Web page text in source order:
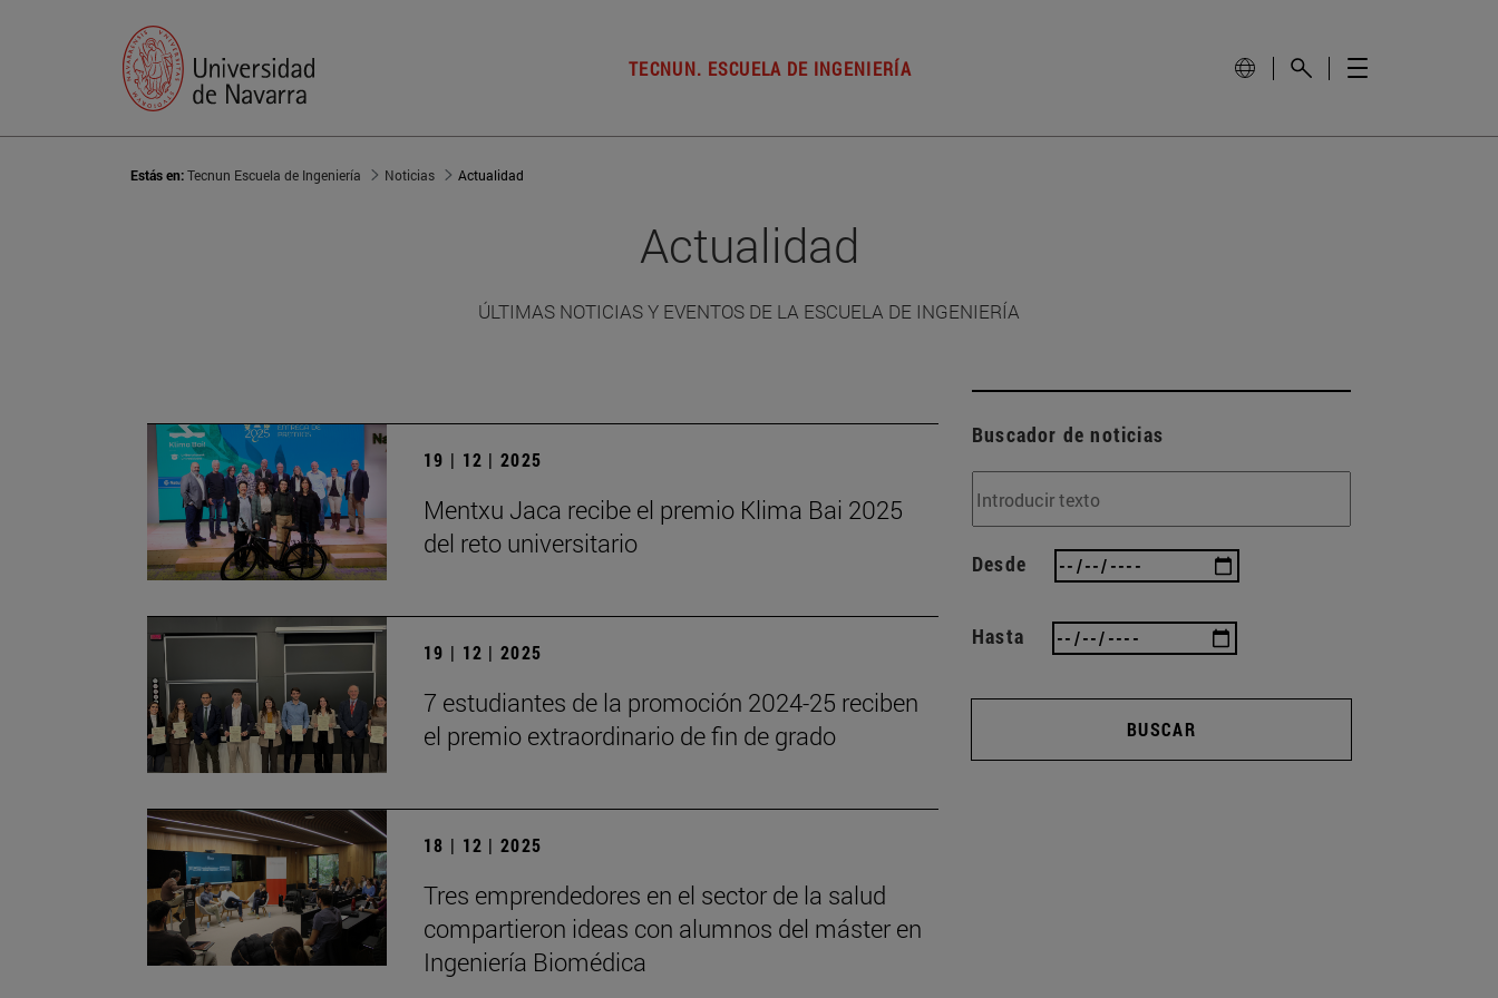
TECNUN. ESCUELA DE INGENIERÍA
Estás en:Tecnun Escuela de Ingeniería Noticias Actualidad
Actualidad
ÚLTIMAS NOTICIAS Y EVENTOS DE LA ESCUELA DE INGENIERÍA
19 | 12 | 2025
Mentxu Jaca recibe el premio Klima Bai 2025
del reto universitario
19 | 12 | 2025
7 estudiantes de la promoción 2024-25 reciben
el premio extraordinario de fin de grado
18 | 12 | 2025
Tres emprendedores en el sector de la salud
compartieron ideas con alumnos del máster en
Ingeniería Biomédica
Buscador de noticias
Desde
Hasta
BUSCAR